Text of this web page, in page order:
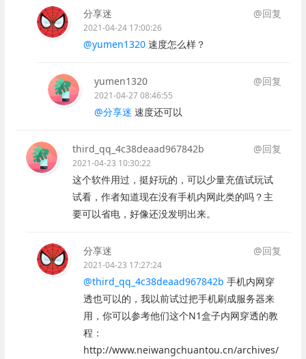
分享迷 @回复
2021-04-24 17:00:26
@yumen1320 速度怎么样？
yumen1320 @回复
2021-04-27 08:46:55
@分享迷 速度还可以
third_qq_4c38deaad967842b @回复
2021-04-23 10:30:22
这个软件用过，挺好玩的，可以少量充值试玩试
试看，作者知道现在没有手机内网此类的吗？主
要可以省电，好像还没发明出来。
分享迷 @回复
2021-04-23 17:27:24
@third_qq_4c38deaad967842b 手机内网穿
透也可以的，我以前试过把手机刷成服务器来
用，你可以参考他们这个N1盒子内网穿透的教
程：
http://www.neiwangchuantou.cn/archives/